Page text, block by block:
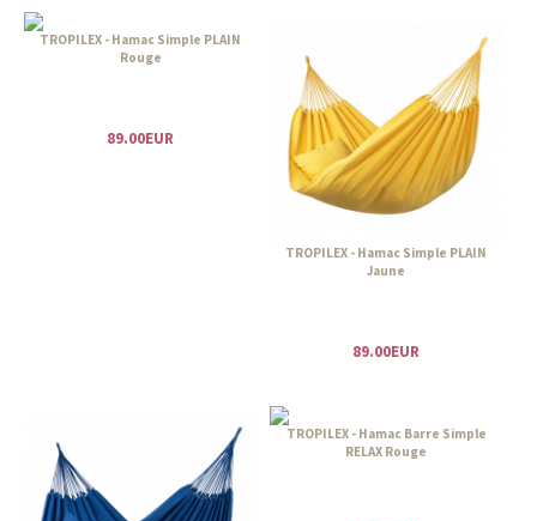
TROPILEX - Hamac Simple PLAIN
Rouge
89.00EUR
TROPILEX - Hamac Simple PLAIN
Jaune
89.00EUR
TROPILEX - Hamac Barre Simple
RELAX Rouge